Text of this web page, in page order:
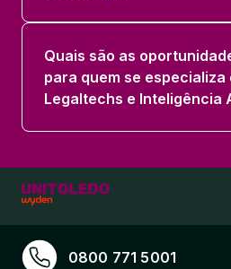
Quais são as
para quem se especializa
Legaltechs e Inteligência
0800 771 5001